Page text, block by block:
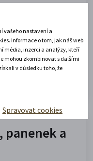
panenek a
vašeho nastavení a
Informace o tom, jak náš web
média, inzerci a analýzy, kteří
mohou zkombinovat s dalšími
v důsledku toho, že
Spravovat cookies